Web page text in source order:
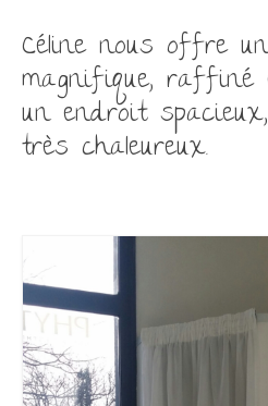
Céline nous offre
magnifique, raffiné
un endroit
très chaleureux.